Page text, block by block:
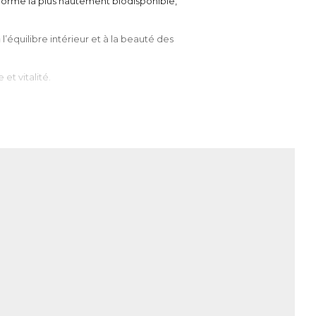
intérieur et à la beauté des
et vitalité.
les os, les cartilages et les tendons
que très peu absorbable par le corps
cela les différentes formes de Silicium